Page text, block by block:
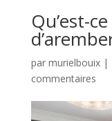
Qu’est-
par murielbouix|
commentaires